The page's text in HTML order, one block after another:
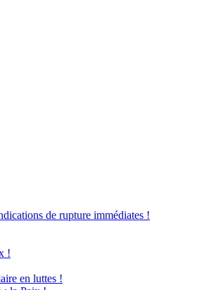
de rupture immédiates !
!
en luttes !